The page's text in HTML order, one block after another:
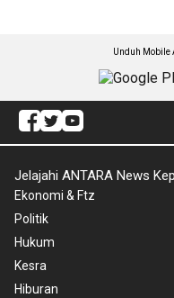
Unduh Mobile
Jelajahi ANTARA News
Ekonomi & Ftz
Politik
Hukum
Kesra
Hiburan